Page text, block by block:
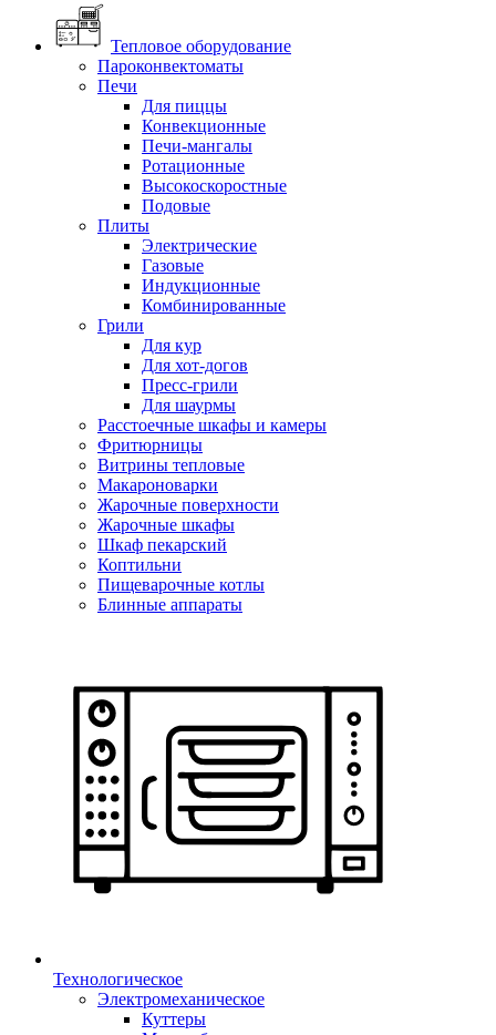
Тепловое оборудование
Пароконвектоматы
Печи
Для пиццы
Конвекционные
Печи-мангалы
Ротационные
Высокоскоростные
Подовые
Плиты
Электрические
Газовые
Индукционные
Комбинированные
Грили
Для кур
Для хот-догов
Пресс-грили
Для шаурмы
Расстоечные шкафы и камеры
Фритюрницы
Витрины тепловые
Макароноварки
Жарочные поверхности
Жарочные шкафы
Шкаф пекарский
Коптильни
Пищеварочные котлы
Блинные аппараты
Технологическое
Электромеханическое
Куттеры